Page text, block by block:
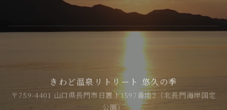
きわど温泉リトリート 悠久の季
〒759-4401 山口県長門市日置上1597番地2（北長門海岸国定
公園）